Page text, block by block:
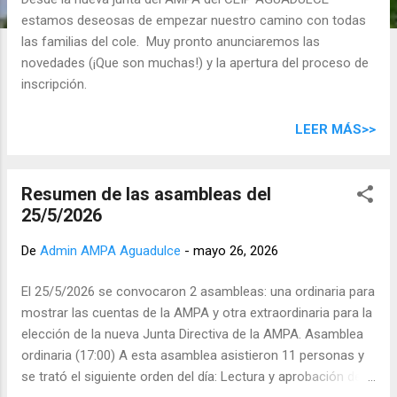
estamos deseosas de empezar nuestro camino con todas
las familias del cole. Muy pronto anunciaremos las
novedades (¡Que son muchas!) y la apertura del proceso de
inscripción.
LEER MÁS>>
Resumen de las asambleas del
25/5/2026
De Admin AMPA Aguadulce - mayo 26, 2026
El 25/5/2026 se convocaron 2 asambleas: una ordinaria para
mostrar las cuentas de la AMPA y otra extraordinaria para la
elección de la nueva Junta Directiva de la AMPA. Asamblea
ordinaria (17:00) A esta asamblea asistieron 11 personas y
se trató el siguiente orden del día: Lectura y aprobación del